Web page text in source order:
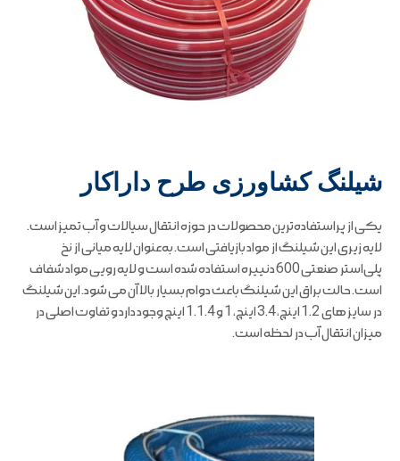
شیلنگ کشاورزی طرح داراکار
یکی از پراستفاده‌ترین محصولات در حوزه انتقال سیالات و آب تمیز است.
لایه زیری این شیلنگ از مواد بازیافتی است. به‌عنوان لایه میانی از نخ
پلی‌استر صنعتی 600 دنییره استفاده شده است و لایه رویی مواد شفاف
است. حالت براق این شیلنگ باعث دوام بسیار بالا آن می شود. این شیلنگ
در سایز های 1.2 اینچ، 3.4 اینچ، 1 و 1.1.4 اینچ وجود دارد و تفاوت اصلی در
میزان انتقال آب در لحظه است.